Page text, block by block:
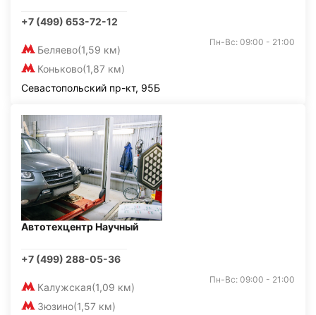
+7 (499) 653-72-12
Беляево(1,59 км)
Коньково(1,87 км)
Пн-Вс: 09:00 - 21:00
Севастопольский пр-кт, 95Б
Автотехцентр Научный
+7 (499) 288-05-36
Калужская(1,09 км)
Зюзино(1,57 км)
Пн-Вс: 09:00 - 21:00